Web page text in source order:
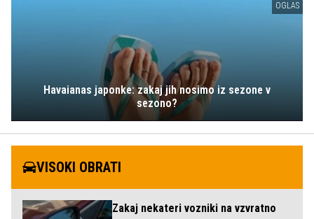
OGLAS
Havaianas japonke: zakaj jih nosimo iz sezone v
sezono?
VISOKI OBRATI
Zakaj nekateri vozniki na vzvratno